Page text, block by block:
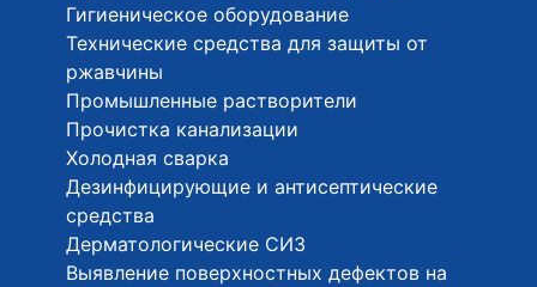
Гигиеническое оборудование
Технические средства для защиты от
ржавчины
Промышленные растворители
Прочистка канализации
Холодная сварка
Дезинфицирующие и антисептические
средства
Дерматологические СИЗ
Выявление поверхностных дефектов на